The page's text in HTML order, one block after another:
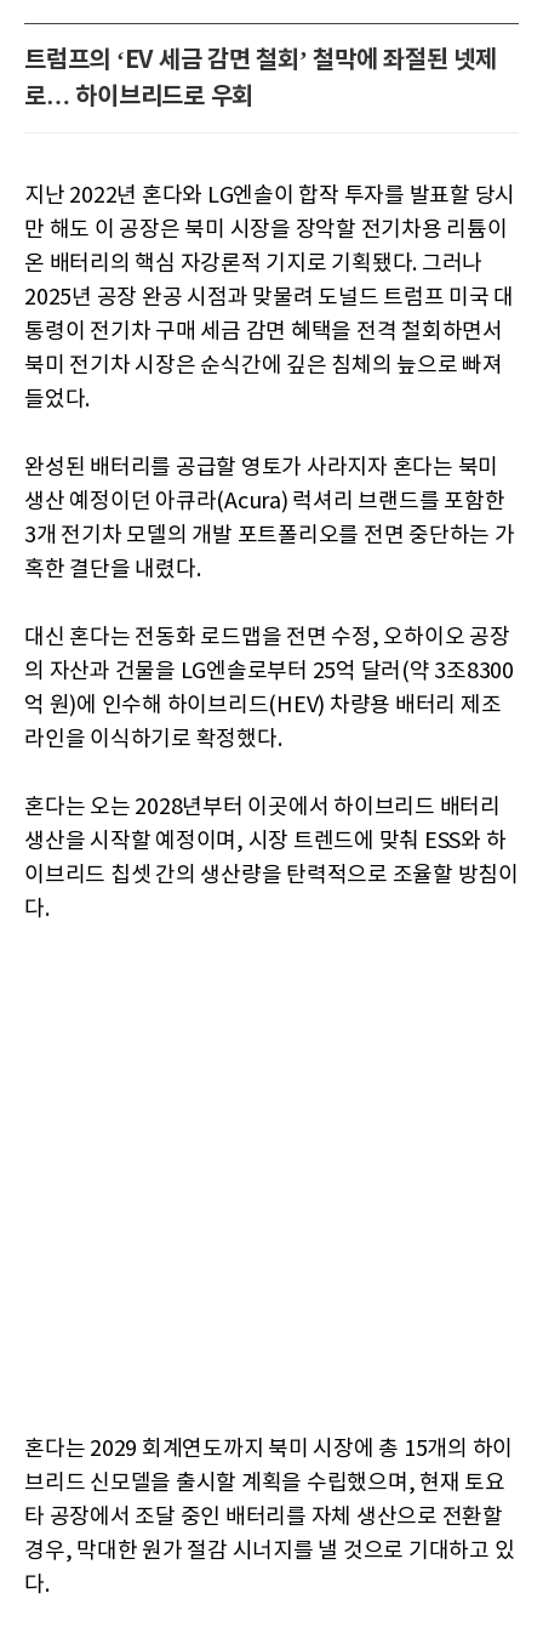
트럼프의 ‘EV 세금 감면 철회’ 철막에 좌절된 넷제
로… 하이브리드로 우회
지난 2022년 혼다와 LG엔솔이 합작 투자를 발표할 당시
만 해도 이 공장은 북미 시장을 장악할 전기차용 리튬이
온 배터리의 핵심 자강론적 기지로 기획됐다. 그러나
2025년 공장 완공 시점과 맞물려 도널드 트럼프 미국 대
통령이 전기차 구매 세금 감면 혜택을 전격 철회하면서
북미 전기차 시장은 순식간에 깊은 침체의 늪으로 빠져
들었다.
완성된 배터리를 공급할 영토가 사라지자 혼다는 북미
생산 예정이던 아큐라(Acura) 럭셔리 브랜드를 포함한
3개 전기차 모델의 개발 포트폴리오를 전면 중단하는 가
혹한 결단을 내렸다.
대신 혼다는 전동화 로드맵을 전면 수정, 오하이오 공장
의 자산과 건물을 LG엔솔로부터 25억 달러(약 3조8300
억 원)에 인수해 하이브리드(HEV) 차량용 배터리 제조
라인을 이식하기로 확정했다.
혼다는 오는 2028년부터 이곳에서 하이브리드 배터리
생산을 시작할 예정이며, 시장 트렌드에 맞춰 ESS와 하
이브리드 칩셋 간의 생산량을 탄력적으로 조율할 방침이
다.
혼다는 2029 회계연도까지 북미 시장에 총 15개의 하이
브리드 신모델을 출시할 계획을 수립했으며, 현재 토요
타 공장에서 조달 중인 배터리를 자체 생산으로 전환할
경우, 막대한 원가 절감 시너지를 낼 것으로 기대하고 있
다.